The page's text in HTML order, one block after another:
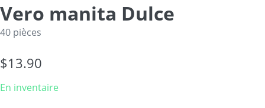
Vero manita Dulce
40 pièces
$13.90
En inventaire